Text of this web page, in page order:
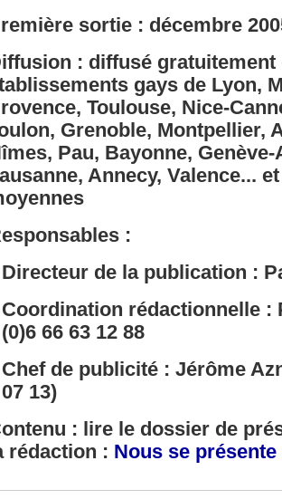
sortie : décembre
: diffusé gratuitement
gays de Lyon,
Toulouse, Nice-
Grenoble, Montpellier,
Pau, Bayonne,
Annecy, Valence...
:
Directeur de la publication :
Coordination rédactionnelle :
(0)6 66 63 12 88
Chef de publicité : Jérôme
07 13)
: lire le dossier de
rédaction : Nous se présente